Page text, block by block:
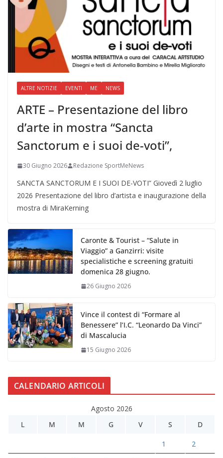
ALTRE NOTIZIE EVENTI ME NEWS
ARTE – Presentazione del libro
d’arte in mostra “Sancta
Sanctorum e i suoi de-voti”,
30 Giugno 2026 Redazione SportMeNews
SANCTA SANCTORUM E I SUOI DE-VOTI” Giovedì 2 luglio
2026 Presentazione del libro d’artista e inaugurazione della
mostra di MiraKerning
Caronte & Tourist – “Salute in
Viaggio” a Ganzirri: visite
specialistiche e screening gratuiti
domenica 28 giugno.
26 Giugno 2026
Vince il contest di “Formare al
Benessere” l’I.C. “Leonardo Da Vinci”
di Mascalucia
15 Giugno 2026
CALENDARIO ARTICOLI
Agosto 2026
L
M M G V S D
1 2